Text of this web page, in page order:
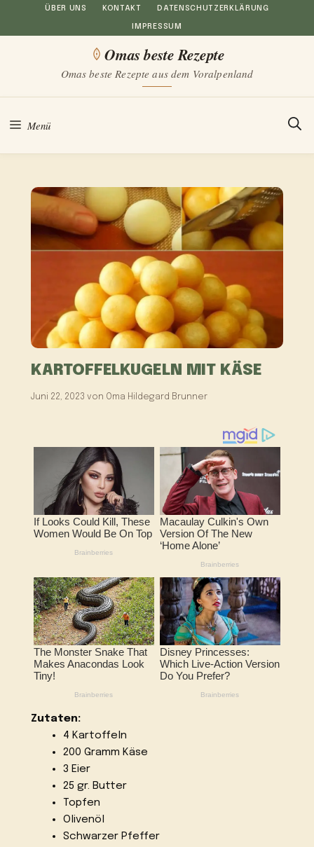
Inhalt
ÜBER UNS KONTAKT DATENSCHUTZERKLÄRUNG
IMPRESSUM
Omas beste Rezepte
Omas beste Rezepte aus dem Voralpenland
Menü
KARTOFFELKUGELN MIT KÄSE
Juni 22, 2023 von Oma Hildegard Brunner
Zutaten:
4 Kartoffeln
200 Gramm Käse
3 Eier
25 gr. Butter
Topfen
Olivenöl
Schwarzer Pfeffer